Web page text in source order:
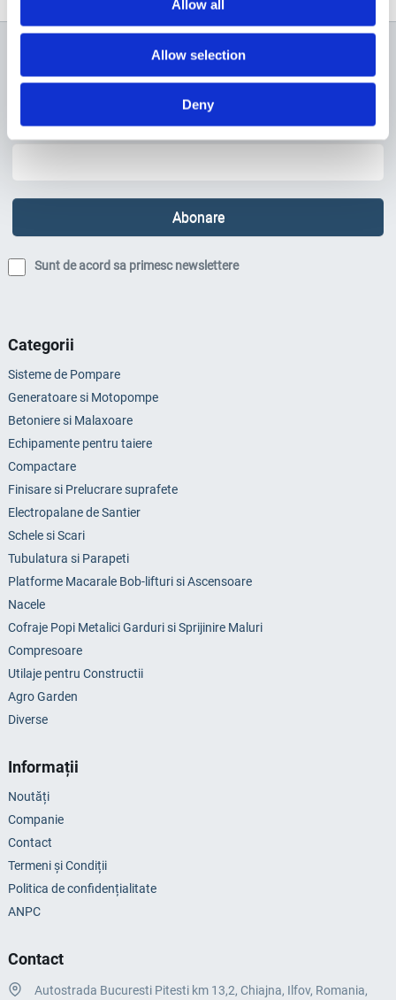
Allow all
Allow selection
Deny
Newsletter
Profită de super reduceri!
Sunt de acord sa primesc newslettere
Categorii
Sisteme de Pompare
Generatoare si Motopompe
Betoniere si Malaxoare
Echipamente pentru taiere
Compactare
Finisare si Prelucrare suprafete
Electropalane de Santier
Schele si Scari
Tubulatura si Parapeti
Platforme Macarale Bob-lifturi si Ascensoare
Nacele
Cofraje Popi Metalici Garduri si Sprijinire Maluri
Compresoare
Utilaje pentru Constructii
Agro Garden
Diverse
Informații
Noutăți
Companie
Contact
Termeni și Condiții
Politica de confidențialitate
ANPC
Contact
Autostrada Bucuresti Pitesti km 13,2, Chiajna, Ilfov, Romania,